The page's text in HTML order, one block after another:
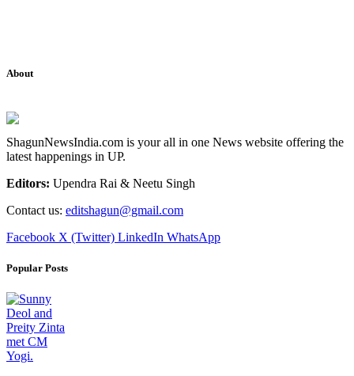
About
ShagunNewsIndia.com is your all in one News website offering the
latest happenings in UP.
Editors: Upendra Rai & Neetu Singh
Contact us: editshagun@gmail.com
Facebook X (Twitter) LinkedIn WhatsApp
Popular Posts